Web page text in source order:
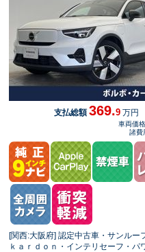
支払総額369.9 万円
車両価
諸費
[関西:大阪府] 認定中古車・サンルー
ｋａｒｄｏｎ・インテリセーフ・パ